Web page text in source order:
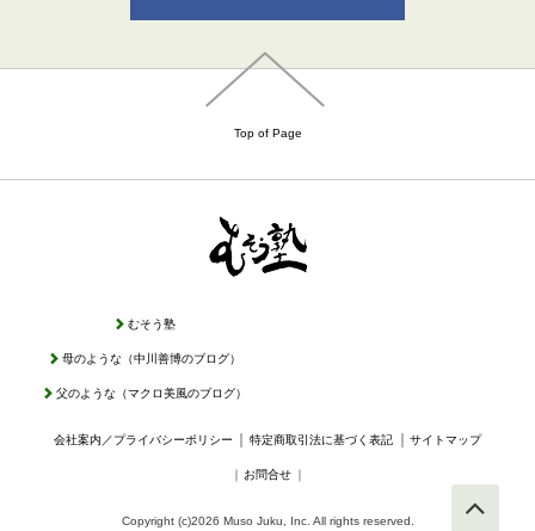
Top of Page
むそう塾
母のような（中川善博のブログ）
父のような（マクロ美風のブログ）
会社案内／プライバシーポリシー ｜ 特定商取引法に基づく表記 ｜サイトマップ
｜ お問合せ ｜
Copyright (c)2026 Muso Juku, Inc. All rights reserved.